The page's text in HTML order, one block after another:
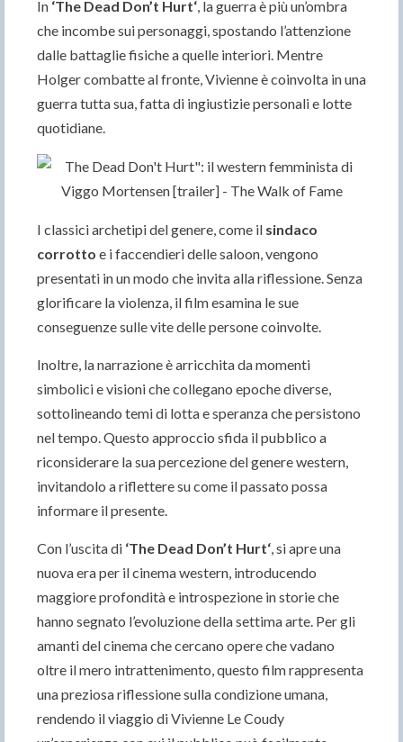
In ‘The Dead Don’t Hurt‘, la guerra è più un’ombra
che incombe sui personaggi, spostando l’attenzione
dalle battaglie fisiche a quelle interiori. Mentre
Holger combatte al fronte, Vivienne è coinvolta in una
guerra tutta sua, fatta di ingiustizie personali e lotte
quotidiane.
I classici archetipi del genere, come il sindaco
corrotto e i faccendieri delle saloon, vengono
presentati in un modo che invita alla riflessione. Senza
glorificare la violenza, il film esamina le sue
conseguenze sulle vite delle persone coinvolte.
Inoltre, la narrazione è arricchita da momenti
simbolici e visioni che collegano epoche diverse,
sottolineando temi di lotta e speranza che persistono
nel tempo. Questo approccio sfida il pubblico a
riconsiderare la sua percezione del genere western,
invitandolo a riflettere su come il passato possa
informare il presente.
Con l’uscita di ‘The Dead Don’t Hurt‘, si apre una
nuova era per il cinema western, introducendo
maggiore profondità e introspezione in storie che
hanno segnato l’evoluzione della settima arte. Per gli
amanti del cinema che cercano opere che vadano
oltre il mero intrattenimento, questo film rappresenta
una preziosa riflessione sulla condizione umana,
rendendo il viaggio di Vivienne Le Coudy